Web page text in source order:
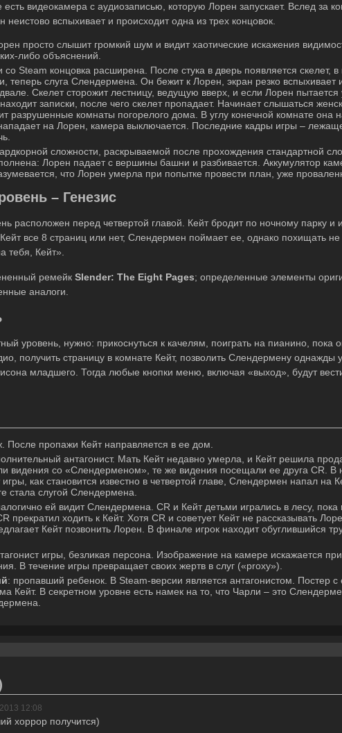
видеокамера с аудиозаписью, которую Лорен запускает. Вслед за
неистово вспыхивает и происходит одна из трех концовок.
просто слышит громкий шум и видит хаотические искажения
либо объяснений.
со Steam концовка расширена. После стука в дверь появляется скелет,
теперь слуга Слендермена. Он бежит к Лорен, экран резко вспыхивает
Скелет сторожит лестницу, ведущую вверх, и если Лорен пытается
записки, после чего скелет пропадает. Начинает слышаться
разрушенные комнаты погорелого дома. В углу конечной комнате она
на Лорен, камера выключается. Последние кадры игры –
сложности, раскрываемой после прохождения стандартной
Лорен падает с вершины башни и разбивается. Аккумулятор
что Лорен умерла при попытке провести план, уже
– Генезис
расположен перед четвертой главой. Кейт бродит по ночному парку и
все 8 страниц или нет, Слендермен поймает ее, однако похищать не
тебя, Кейт».
ремейк Slender: The Eight Pages; определенные элементы
аналоги.
уровень, нужно: прикоснуться к качелям, поиграть на пианино, пока
получить страницу в комнате Кейт, позволить Слендермену однажды
младшего. Тогда любые кнопки меню, включая «выход», будут
После пропажи Кейт направляется в ее дом.
антагонист. Мать Кейт недавно умерла, и Кейт решила
видения со «Слендерменом», те же видения посещали ее друга CR. В
как становится известно в четвертой главе, Слендермен напал на
стала слугой Слендермена.
ей видит Слендермена. CR и Кейт детьми игрались в лесу, пока
прекратил ходить к Кейт. Хотя CR и советует Кейт не рассказывать
Кейт позвонить Лорен. В финале игрок находит обуглившийся
игры, безликая персона. Изображение на камере искажается
В течение игры превращает своих жертв в слуг («proxy»).
: пропавший ребенок. В Steam-версии является антагонистом. Постер с
Кейт. В секретном уровне есть намек на то, что Чарли – это
12:08
хоррор получится)